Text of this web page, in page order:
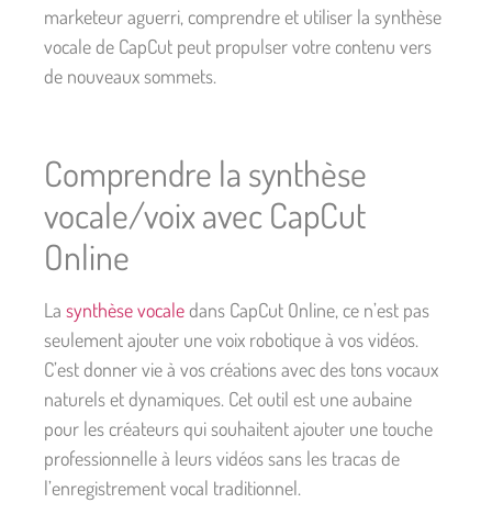
marketeur aguerri, comprendre et utiliser la synthèse
vocale de CapCut peut propulser votre contenu vers
de nouveaux sommets.
Comprendre la synthèse
vocale/voix avec CapCut
Online
La synthèse vocaledans CapCut Online, ce n’est pas
seulement ajouter une voix robotique à vos vidéos.
C’est donner vie à vos créations avec des tons vocaux
naturels et dynamiques. Cet outil est une aubaine
pour les créateurs qui souhaitent ajouter une touche
professionnelle à leurs vidéos sans les tracas de
l’enregistrement vocal traditionnel.